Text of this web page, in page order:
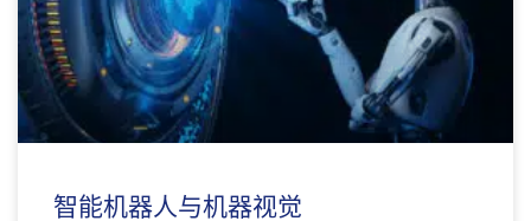
智能机器人与机器视觉